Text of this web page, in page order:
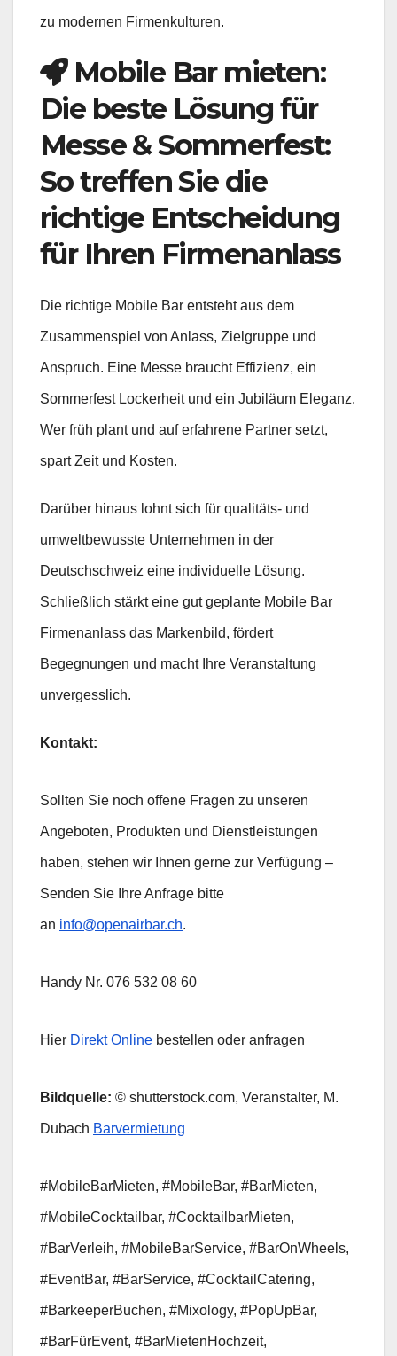
zu modernen Firmenkulturen.
Mobile Bar mieten:
Die beste Lösung für
Messe & Sommerfest:
So treffen Sie die
richtige Entscheidung
für Ihren Firmenanlass
Die richtige Mobile Bar entsteht aus dem
Zusammenspiel von Anlass, Zielgruppe und
Anspruch. Eine Messe braucht Effizienz, ein
Sommerfest Lockerheit und ein Jubiläum Eleganz.
Wer früh plant und auf erfahrene Partner setzt,
spart Zeit und Kosten.
Darüber hinaus lohnt sich für qualitäts- und
umweltbewusste Unternehmen in der
Deutschschweiz eine individuelle Lösung.
Schließlich stärkt eine gut geplante Mobile Bar
Firmenanlass das Markenbild, fördert
Begegnungen und macht Ihre Veranstaltung
unvergesslich.
Kontakt:
Sollten Sie noch offene Fragen zu unseren
Angeboten, Produkten und Dienstleistungen
haben, stehen wir Ihnen gerne zur Verfügung –
Senden Sie Ihre Anfrage bitte
an info@openairbar.ch.
Handy Nr. 076 532 08 60
Hier Direkt Online bestellen oder anfragen
Bildquelle: © shutterstock.com, Veranstalter, M.
Dubach Barvermietung
#MobileBarMieten, #MobileBar, #BarMieten,
#MobileCocktailbar, #CocktailbarMieten,
#BarVerleih, #MobileBarService, #BarOnWheels,
#EventBar, #BarService, #CocktailCatering,
#BarkeeperBuchen, #Mixology, #PopUpBar,
#BarFürEvent, #BarMietenHochzeit,